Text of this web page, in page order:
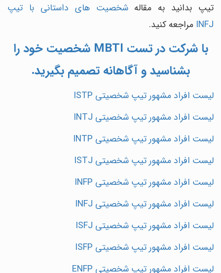
تیپ بدانید به مقالهشخصیت های داستانی با تیپ
INFJ مراجعه کنید.
با شرکت در تست MBTI شخصیت خود را
بشناسید و آگاهانه تصمیم بگیرید.
لیست افراد مشهور تیپ شخصیتی ISTP
لیست افراد مشهور تیپ شخصیتی INTJ
لیست افراد مشهور تیپ شخصیتی INTP
لیست افراد مشهور تیپ شخصیتی ISTJ
لیست افراد مشهور تیپ شخصیتی INFP
لیست افراد مشهور تیپ شخصیتی INFJ
لیست افراد مشهور تیپ شخصیتی ISFJ
لیست افراد مشهور تیپ شخصیتی ISFP
لیست افراد مشهور تیپ شخصیتی ENFP